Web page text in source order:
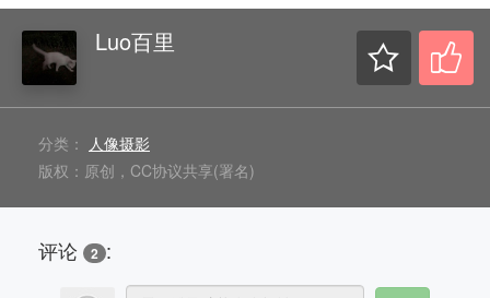
Luo百里
分类： 人像摄影
版权：原创，CC协议共享(署名)
评论 2 :